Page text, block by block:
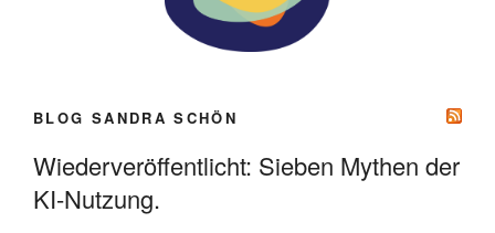
BLOG SANDRA SCHÖN
Wiederveröffentlicht: Sieben Mythen der
KI-Nutzung.